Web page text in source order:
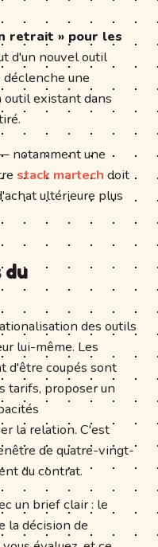
retrait » pour les
d'un nouvel outil
une
outil existant dans
notamment une
stack martech doit
ultérieure plus
des outils
lui-même. Les
d'être coupés sont
tarifs, proposer un
la relation. C'est
de quatre-vingt-
du contrat.
un brief clair : le
la décision de